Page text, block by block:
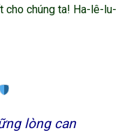
cho chúng ta! Ha-lê-lu-
lòng can